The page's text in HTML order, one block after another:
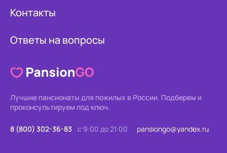
Контакты
Ответы на вопросы
Лучшие пансионаты для пожилых в России. Подберем и
проконсультируем под ключ.
8 (800) 302-36-83 с 9:00 до 21:00 pansiongo@yandex.ru